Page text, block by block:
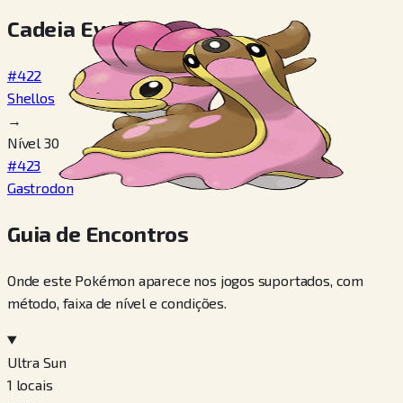
Cadeia Evolutiva
#422
Shellos
→
Nível 30
#423
Gastrodon
Guia de Encontros
Onde este Pokémon aparece nos jogos suportados, com
método, faixa de nível e condições.
Ultra Sun
1 locais